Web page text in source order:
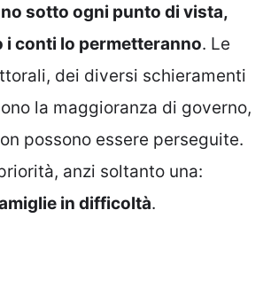
sotto ogni punto di vista,
i conti lo permetteranno. Le
dei diversi schieramenti
la maggioranza di governo,
possono essere perseguite.
anzi soltanto una:
in difficoltà.